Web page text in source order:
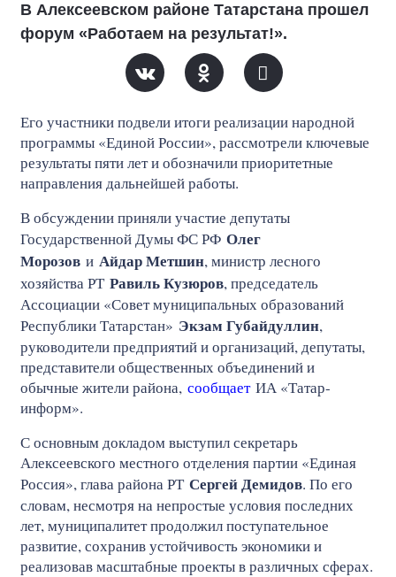
В Алексеевском районе Татарстана прошел
форум «Работаем на результат!».
Его участники подвели итоги реализации народной
программы «Единой России», рассмотрели ключевые
результаты пяти лет и обозначили приоритетные
направления дальнейшей работы.
В обсуждении приняли участие депутаты
Государственной Думы ФС РФ Олег
Морозов и Айдар Метшин, министр лесного
хозяйства РТ Равиль Кузюров, председатель
Ассоциации «Совет муниципальных образований
Республики Татарстан» Экзам Губайдуллин,
руководители предприятий и организаций, депутаты,
представители общественных объединений и
обычные жители района, сообщаетИА «Татар-
информ».
С основным докладом выступил секретарь
Алексеевского местного отделения партии «Единая
Россия», глава района РТ Сергей Демидов. По его
словам, несмотря на непростые условия последних
лет, муниципалитет продолжил поступательное
развитие, сохранив устойчивость экономики и
реализовав масштабные проекты в различных сферах.